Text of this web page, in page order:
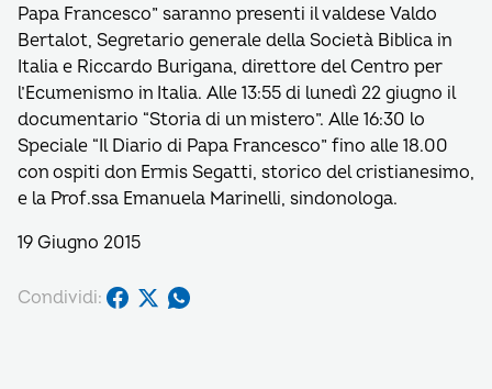
Papa Francesco” saranno presenti il valdese Valdo
Bertalot, Segretario generale della Società Biblica in
Italia e Riccardo Burigana, direttore del Centro per
l’Ecumenismo in Italia. Alle 13:55 di lunedì 22 giugno il
documentario “Storia di un mistero”. Alle 16:30 lo
Speciale “Il Diario di Papa Francesco” fino alle 18.00
con ospiti don Ermis Segatti, storico del cristianesimo,
e la Prof.ssa Emanuela Marinelli, sindonologa.
19 Giugno 2015
Condividi: